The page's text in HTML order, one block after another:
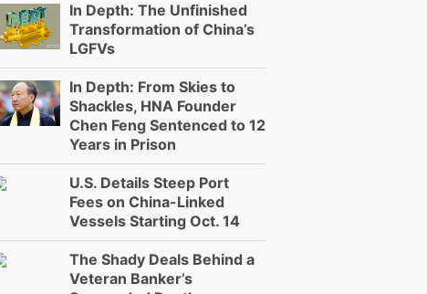
In Depth: The Unfinished
Transformation of China’s
LGFVs
In Depth: From Skies to
Shackles, HNA Founder
Chen Feng Sentenced to 12
Years in Prison
U.S. Details Steep Port
Fees on China-Linked
Vessels Starting Oct. 14
The Shady Deals Behind a
Veteran Banker’s